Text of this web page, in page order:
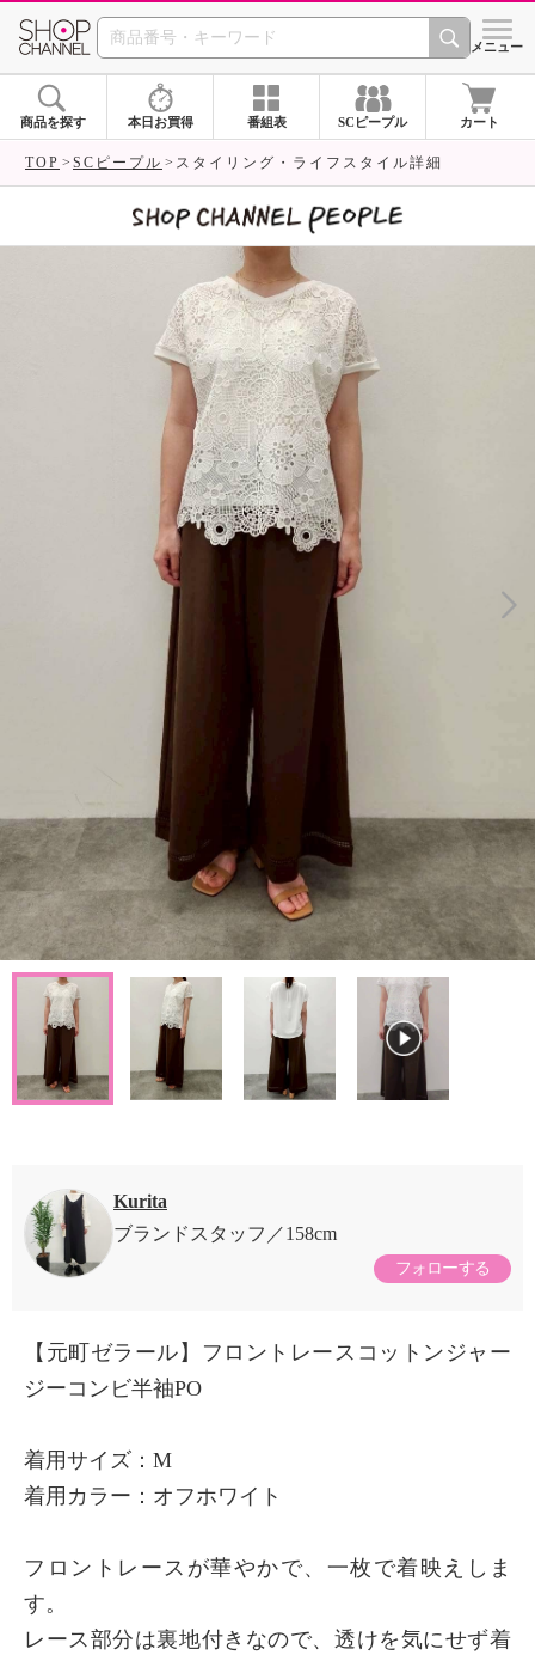
SHOP CHANNEL シメニュー
商品を探す 本日お買得 番組表 SCピープル カート
TOP SCピープル スタイリング・ライフスタイル詳細
Kurita
ブランドスタッフ
158cm
フォローする
【元町ゼラール】フロントレースコットンジャー
ジーコンビ半袖PO
着用サイズ：M
着用カラー：オフホワイト
フロントレースが華やかで、一枚で着映えしま
す。
レース部分は裏地付きなので、透けを気にせず着